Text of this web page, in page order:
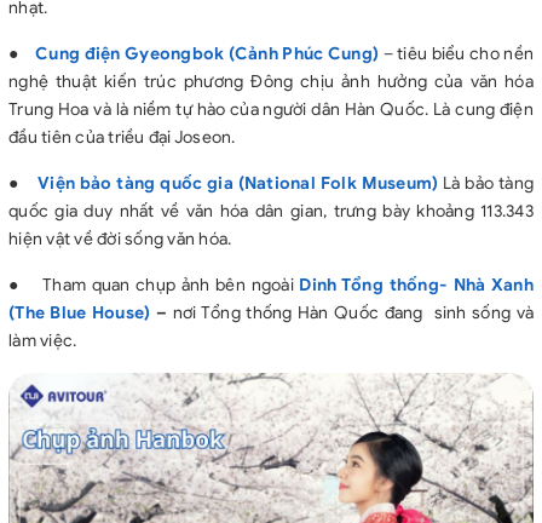
nhạt.
●Cung điện Gyeongbok (Cảnh Phúc Cung) – tiêu biểu cho nền
nghệ thuật kiến trúc phương Đông chịu ảnh hưởng của văn hóa
Trung Hoa và là niềm tự hào của người dân Hàn Quốc. Là cung điện
đầu tiên của triều đại Joseon.
●Viện bảo tàng quốc gia (National Folk Museum) Là bảo tàng
quốc gia duy nhất về văn hóa dân gian, trưng bày khoảng 113.343
hiện vật về đời sống văn hóa.
● Tham quan chụp ảnh bên ngoàiDinh Tổng thống- Nhà Xanh
(The Blue House) – nơi Tổng thống Hàn Quốc đang sinh sống và
làm việc.